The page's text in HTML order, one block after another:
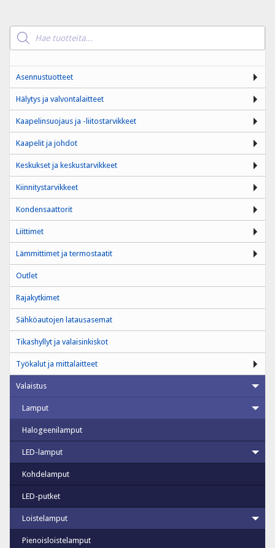
Products
search
Asennustuotteet
Hälytys ja valvontalaitteet
Kaapelinsuojaus ja -liitostarvikkeet
Kaapelit ja johdot
Keskukset ja keskustarvikkeet
Kiinnitystarvikkeet
Kondensaattorit
Liittimet
Lämmittimet ja termostaatit
Outlet
Rajakytkimet
Sähköautojen latausasemat
Tikashyllyt ja valaisinkiskot
Työkalut ja mittalaitteet
Valaistus
Lamput
Halogeenilamput
LED-lamput
Kohdelamput
LED-putket
Loistelamput
Pienoisloistelamput